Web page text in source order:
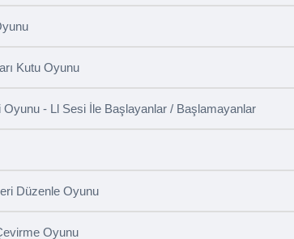
Kutu Oyunu
Oyunu - Ll Sesi İle Başlayanlar / Başlamayanlar
Düzenle Oyunu
Oyunu